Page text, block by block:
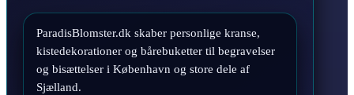
ParadisBlomster.dk skaber personlige kranse,
kistedekorationer og bårebuketter til begravelser
og bisættelser i København og store dele af
Sjælland.